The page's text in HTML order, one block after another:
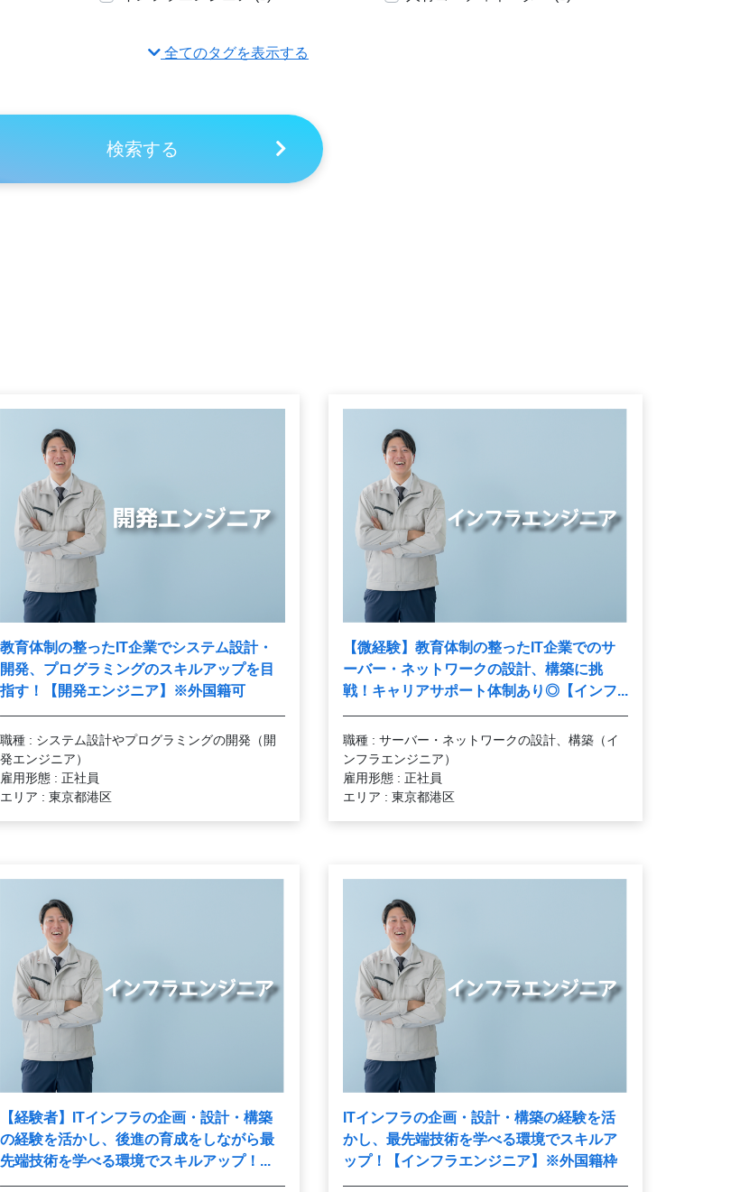
全てのタグを表示する
検索する
教育体制の整ったIT企業でシステム設計・
開発、プログラミングのスキルアップを目
指す！【開発エンジニア】※外国籍可
職種 : システム設計やプログラミングの開発（開
発エンジニア）
雇用形態 : 正社員
エリア : 東京都港区
【微経験】教育体制の整ったIT企業でのサ
ーバー・ネットワークの設計、構築に挑
戦！キャリアサポート体制あり◎【インフ...
職種 : サーバー・ネットワークの設計、構築（イ
ンフラエンジニア）
雇用形態 : 正社員
エリア : 東京都港区
【経験者】ITインフラの企画・設計・構築
の経験を活かし、後進の育成をしながら最
先端技術を学べる環境でスキルアップ！...
ITインフラの企画・設計・構築の経験を活
かし、最先端技術を学べる環境でスキルア
ップ！【インフラエンジニア】※外国籍枠